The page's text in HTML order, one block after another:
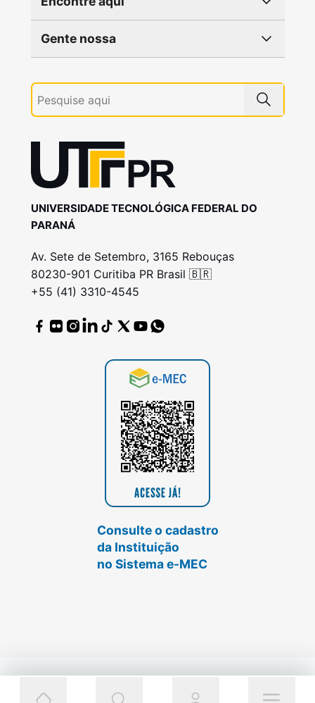
Gente nossa
UNIVERSIDADE TECNOLÓGICA FEDERAL DO
PARANÁ
Av. Sete de Setembro, 3165 Rebouças
80230-901 Curitiba PR Brasil 🇧🇷
+55 (41) 3310-4545
Consulte o cadastro
da Instituição
no Sistema e-MEC